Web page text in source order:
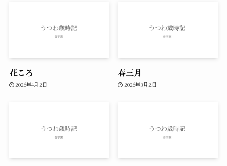
花ころ
2026年4月2日
春三月
2026年3月2日